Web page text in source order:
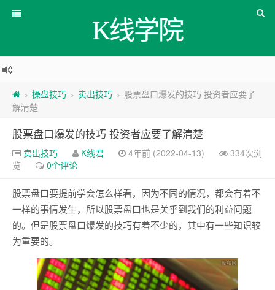
K线学院
> 操盘技巧 > 卖出技巧 > 股票盘口爆发的技巧 投资者应要了
解清楚
股票盘口爆发的技巧 投资者应要了解清楚
卖出技巧 K线君 4年前 (2022-04-13)
334次浏
览
0个评论
股票盘口要提前学会怎么样看，因为不同的情况，都会有着不
一样的事情发生，所以股票盘口也是关乎到我们的利益问题
的。但是股票盘口爆发的技巧有着不少的，其中有一些知识较
为重要的。